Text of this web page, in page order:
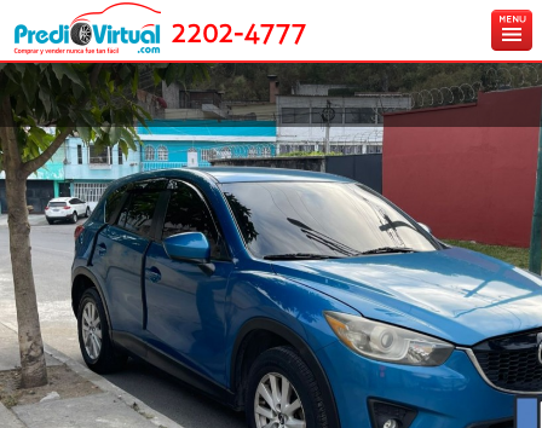
2202-4777
Inicio
Ingresa tu vehículo gratis
Carros en venta
Créditos y Seguros
Contáctanos